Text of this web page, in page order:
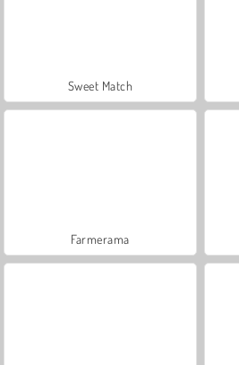
Sweet Match
Farmerama